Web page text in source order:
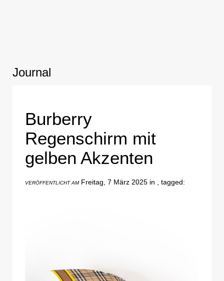
Journal
Burberry
Regenschirm mit
gelben Akzenten
VERÖFFENTLICHT AMFreitag, 7 März 2025 in , tagged: